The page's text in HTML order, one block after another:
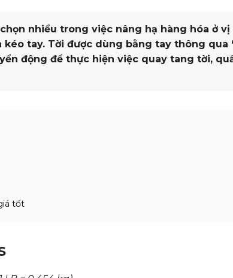
nhiều trong việc nâng hạ hàng hóa ở
tay. Tời được dùng bằng tay thông qua
động để thực hiện việc quay tang tời,
tốt